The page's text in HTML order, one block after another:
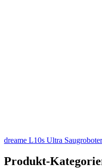
dreame L10s Ultra
Produkt-